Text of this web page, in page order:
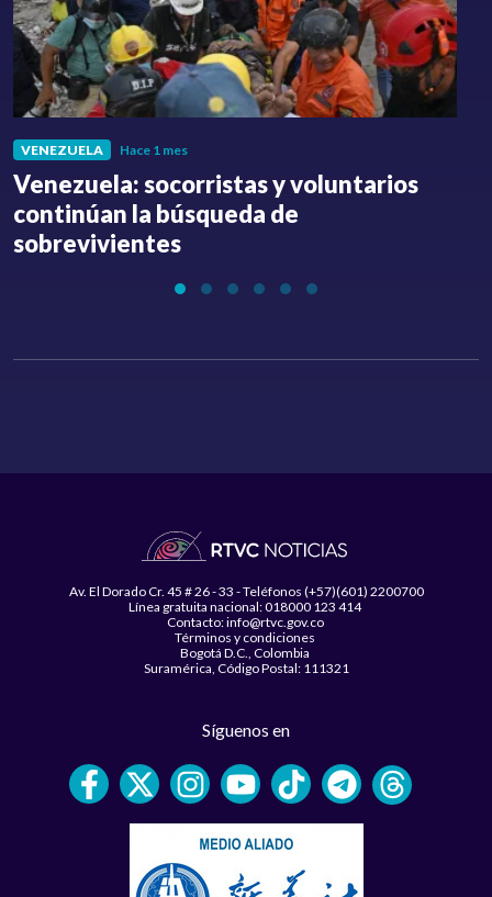
VENEZUELA Hace 1 mes
Venezuela: socorristas y voluntarios
continúan la búsqueda de
sobrevivientes
Av. El Dorado Cr. 45 # 26 - 33 - Teléfonos (+57)(601) 2200700
Línea gratuita nacional: 018000 123 414
Contacto: info@rtvc.gov.co
Términos y condiciones
Bogotá D.C., Colombia
Suramérica, Código Postal: 111321
Síguenos en